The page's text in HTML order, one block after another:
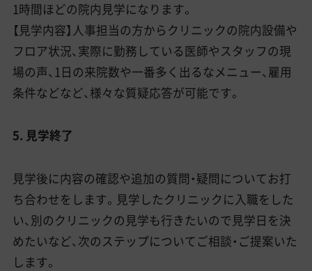
1時間ほどの院内見学になります。
【見学内容】人事担当の方からクリニックの院内設備や
フロア状況、実際に勤務している医師やスタッフの現
場の声、1日の来院数や一番多く出るなメニュー、雇用
条件などなど、様々な質疑応答が可能です。
5. 見学終了
見学後に内容の確認や追加の質問・疑問についてお打
ち合わせをします。見学したクリニックに入職をした
い、別のクリニックの見学も行きたいので見学日を決
めたいなど、次のステップについてご相談・ご提案いた
します。